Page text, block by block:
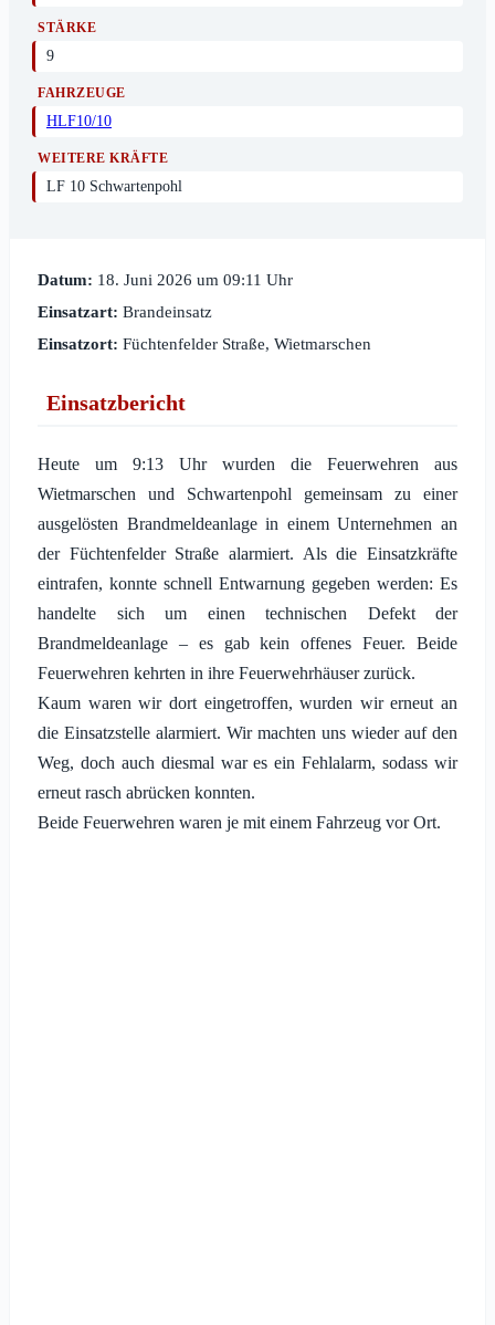
STÄRKE
9
FAHRZEUGE
HLF10/10
WEITERE KRÄFTE
LF 10 Schwartenpohl
Datum: 18. Juni 2026 um 09:11 Uhr
Einsatzart: Brandeinsatz
Einsatzort: Füchtenfelder Straße, Wietmarschen
Einsatzbericht
Heute um 9:13 Uhr wurden die Feuerwehren aus
Wietmarschen und Schwartenpohl gemeinsam zu einer
ausgelösten Brandmeldeanlage in einem Unternehmen an
der Füchtenfelder Straße alarmiert. Als die Einsatzkräfte
eintrafen, konnte schnell Entwarnung gegeben werden: Es
handelte sich um einen technischen Defekt der
Brandmeldeanlage – es gab kein offenes Feuer. Beide
Feuerwehren kehrten in ihre Feuerwehrhäuser zurück.
Kaum waren wir dort eingetroffen, wurden wir erneut an
die Einsatzstelle alarmiert. Wir machten uns wieder auf den
Weg, doch auch diesmal war es ein Fehlalarm, sodass wir
erneut rasch abrücken konnten.
Beide Feuerwehren waren je mit einem Fahrzeug vor Ort.